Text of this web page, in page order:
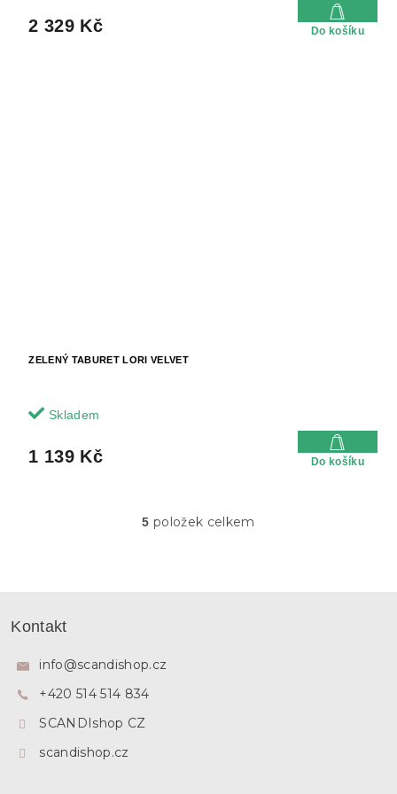
2 329 Kč Do košíku
ZELENÝ TABURET LORI VELVET
Skladem
1 139 Kč Do košíku
O
5 položek celkem
Kontakt
info@scandishop.cz
+420 514 514 834
SCANDIshop CZ
scandishop.cz